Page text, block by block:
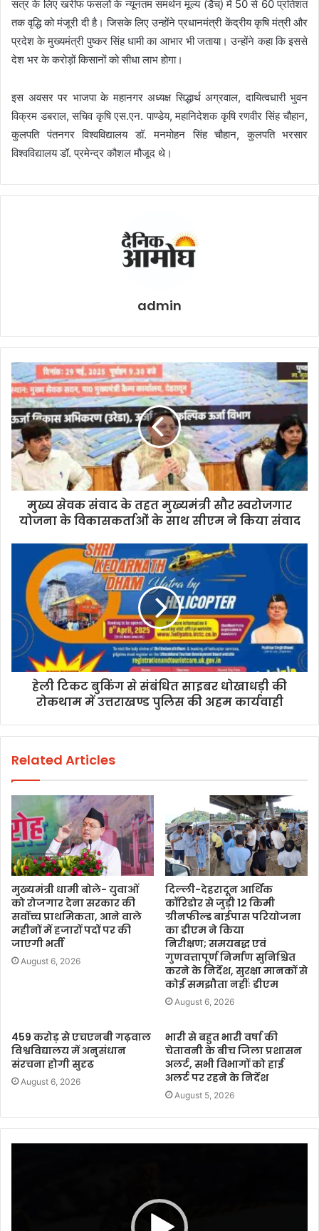
सत्र के लिए खरीफ फसलों के न्यूनतम समर्थन मूल्य (डैच्) में 50 से 60 प्रतिशत
तक वृद्धि को मंजूरी दी है। जिसके लिए उन्होंने प्रधानमंत्री केंद्रीय कृषि मंत्री और
प्रदेश के मुख्यमंत्री पुष्कर सिंह धामी का आभार भी जताया। उन्होंने कहा कि इससे
देश भर के करोड़ों किसानों को सीधा लाभ होगा।
इस अवसर पर भाजपा के महानगर अध्यक्ष सिद्धार्थ अग्रवाल, दायित्वधारी भुवन
विक्रम डबराल, सचिव कृषि एस.एन. पाण्डेय, महानिदेशक कृषि रणवीर सिंह चौहान,
कुलपति पंतनगर विश्वविद्यालय डॉ. मनमोहन सिंह चौहान, कुलपति भरसार
विश्वविद्यालय डॉ. प्रमेन्द्र कौशल मौजूद थे।
admin
मुख्य सेवक संवाद के तहत मुख्यमंत्री सौर स्वरोजगार
योजना के विकासकर्ताओं के साथ सीएम ने किया संवाद
हेली टिकट बुकिंग से संबंधित साइबर धोखाधड़ी की
रोकथाम में उत्तराखण्ड पुलिस की अहम कार्यवाही
Related Articles
मुख्यमंत्री धामी बोले- युवाओं
को रोजगार देना सरकार की
सर्वोच्च प्राथमिकता, आने वाले
महीनों में हजारों पदों पर की
जाएगी भर्ती
August 6, 2026
दिल्ली-देहरादून आर्थिक
कॉरिडोर से जुड़ी 12 किमी
ग्रीनफील्ड बाईपास परियोजना
का डीएम ने किया
निरीक्षण; समयबद्ध एवं
गुणवत्तापूर्ण निर्माण सुनिश्चित
करने के निर्देश, सुरक्षा मानकों से
कोई समझौता नहींः डीएम
August 6, 2026
459 करोड़ से एचएनबी गढ़वाल
विश्वविद्यालय में अनुसंधान
संरचना होगी सुदृढ
August 6, 2026
भारी से बहुत भारी वर्षा की
चेतावनी के बीच जिला प्रशासन
अलर्ट, सभी विभागों को हाई
अलर्ट पर रहने के निर्देश
August 5, 2026